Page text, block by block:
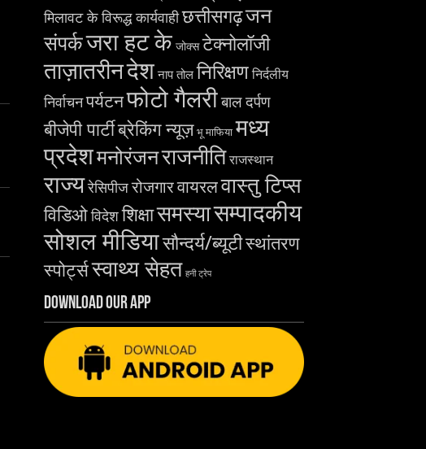
मिलावट के विरूद्ध कार्यवाहीछत्तीसगढ़जन
संपर्कजरा हट के जोक्स टेक्नोलॉजी
ताज़ातरीनदेश नाप तोल निरिक्षण निर्दलीय
निर्वाचनपर्यटनफोटो गैलरीबाल दर्पण
बीजेपी पार्टीब्रेकिंग न्यूज़ भू माफिया मध्य
प्रदेशमनोरंजनराजनीति राजस्थान
राज्यरेसिपीजरोजगारवायरलवास्तु टिप्स
विडिओविदेशशिक्षासमस्यासम्पादकीय
सोशल मीडियासौन्दर्य/ब्यूटीस्थांतरण
स्पोर्ट्सस्वाथ्य सेहत हनी ट्रेप
Download Our App